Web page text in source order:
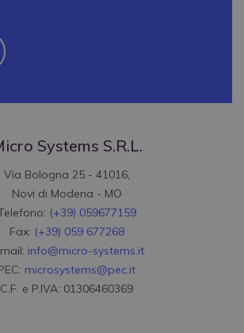
Systems S.R.L.
Via Bologna 25 - 41016,
Novi di Modena - MO
(+39) 059677159
Fax: (+39) 059 677268
info@micro-systems.it
microsystems@pec.it
C.F. e P.IVA: 01306460369